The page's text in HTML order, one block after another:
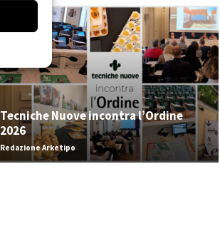
Tecniche Nuove incontra l’Ordine
2026
Redazione Arketipo